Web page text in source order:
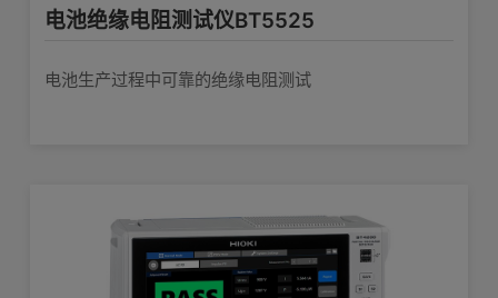
电池绝缘电阻测试仪BT5525
电池生产过程中可靠的绝缘电阻测试